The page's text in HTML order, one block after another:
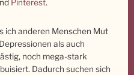
Pinterest.
ich anderen Menschen Mut
als auch
noch mega-stark
Dadurch suchen sich